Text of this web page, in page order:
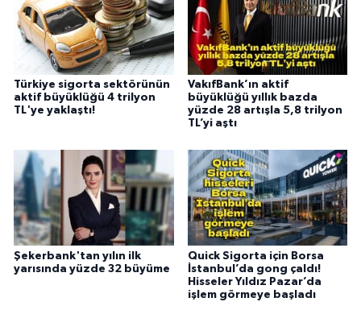
Türkiye sigorta sektörünün
aktif büyüklüğü 4 trilyon
TL'ye yaklaştı!
VakıfBank’ın aktif
büyüklüğü yıllık bazda
yüzde 28 artışla 5,8 trilyon
TL’yi aştı
Şekerbank'tan yılın ilk
yarısında yüzde 32 büyüme
Quick Sigorta için Borsa
İstanbul’da gong çaldı!
Hisseler Yıldız Pazar’da
işlem görmeye başladı